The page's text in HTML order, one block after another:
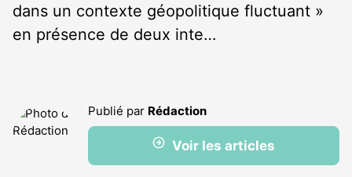
dans un contexte géopolitique fluctuant »
en présence de deux inte…
Publié par Rédaction
Voir les articles